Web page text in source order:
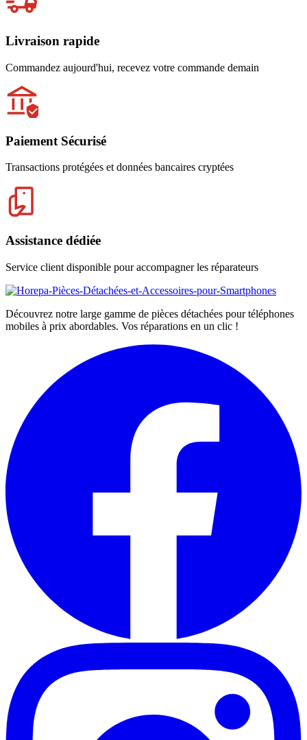
Livraison rapide
Commandez aujourd'hui, recevez votre commande demain
Paiement Sécurisé
Transactions protégées et données bancaires cryptées
Assistance dédiée
Service client disponible pour accompagner les réparateurs
Découvrez notre large gamme de pièces détachées pour téléphones
mobiles à prix abordables. Vos réparations en un clic !